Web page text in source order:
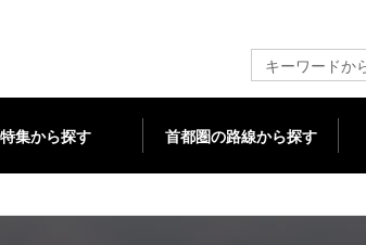
特集から探す 首都圏の路線から探す